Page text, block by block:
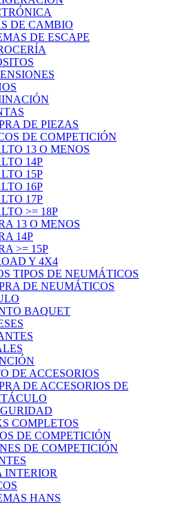
DE CAMBIO
DE ESCAPE
DE PIEZAS
DE COMPETICIÓN
13 O MENOS
14P
15P
16P
17P
>= 18P
13 O MENOS
14P
>= 15P
Y 4X4
TIPOS DE NEUMÁTICOS
DE NEUMÁTICOS
BAQUET
DE ACCESORIOS
DE ACCESORIOS DE
COMPLETOS
DE COMPETICIÓN
DE COMPETICIÓN
INTERIOR
HANS